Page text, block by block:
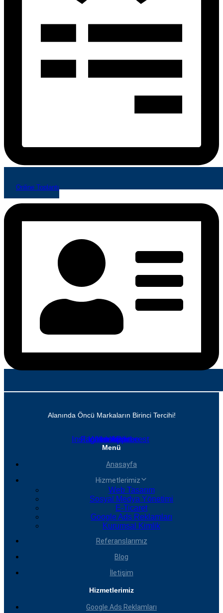
Online Toplantı
Alanında Öncü Markaların Birinci Tercihi!
Instagram
Facebook
Whatsapp
Linkedin
Youtube
Pinterest
Menü
Anasayfa
Hizmetlerimiz
Web Tasarım
Sosyal Medya Yönetimi
E-Ticaret
Google Ads Reklamları
Kurumsal Kimlik
Referanslarımız
Blog
İletişim
Hizmetlerimiz
Google Ads Reklamları